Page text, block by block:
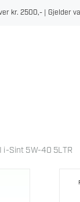
kr. 2500,- | Gjelder
i-Sint 5W-40 5LTR